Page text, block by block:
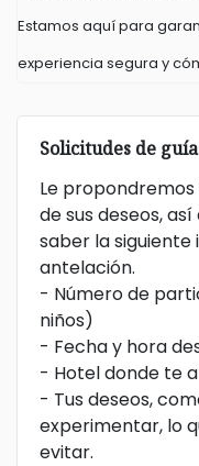
Estamos aquí para
experiencia segura y
Solicitudes de
Le
de sus deseos,
saber la
antelación.
- Número de
niños)
- Fecha y hora
- Hotel donde te
- Tus deseos,
experimentar, lo
evitar.